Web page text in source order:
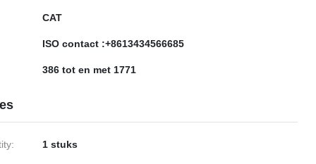
CAT
ISO contact :+8613434566685
386 tot en met 1771
1 stuks